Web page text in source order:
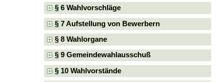
§ 6 Wahlvorschläge
§ 7 Aufstellung von Bewerbern
§ 8 Wahlorgane
§ 9 Gemeindewahlausschuß
§ 10 Wahlvorstände